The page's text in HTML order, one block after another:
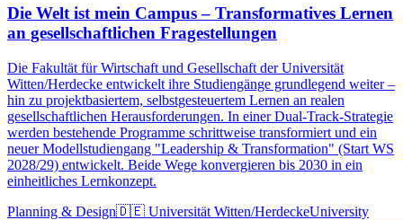
Die Welt ist mein Campus – Transformatives Lernen
an gesellschaftlichen Fragestellungen
Die Fakultät für Wirtschaft und Gesellschaft der Universität
Witten/Herdecke entwickelt ihre Studiengänge grundlegend weiter –
hin zu projektbasiertem, selbstgesteuertem Lernen an realen
gesellschaftlichen Herausforderungen. In einer Dual-Track-Strategie
werden bestehende Programme schrittweise transformiert und ein
neuer Modellstudiengang "Leadership & Transformation" (Start WS
2028/29) entwickelt. Beide Wege konvergieren bis 2030 in ein
einheitliches Lernkonzept.
Planning & Design🇩🇪 Universität Witten/HerdeckeUniversity